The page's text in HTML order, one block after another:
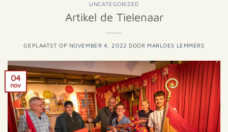
UNCATEGORIZED
Artikel de Tielenaar
GEPLAATST OP NOVEMBER 4, 2022 DOOR MARLOES LEMMERS
04
nov